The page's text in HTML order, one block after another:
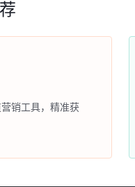
销工具，精准获